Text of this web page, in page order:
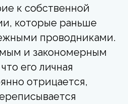
к собственной
которые раньше
проводниками.
и закономерным
его личная
отрицается,